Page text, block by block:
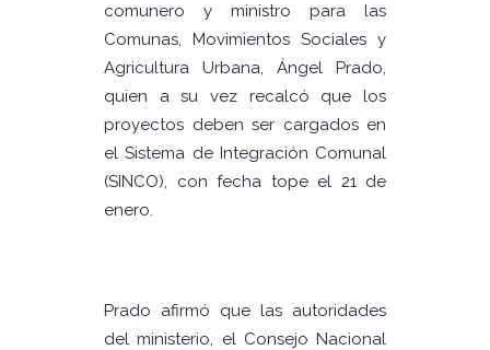
comunero y ministro para las
Comunas, Movimientos Sociales y
Agricultura Urbana, Ángel Prado,
quien a su vez recalcó que los
proyectos deben ser cargados en
el Sistema de Integración Comunal
(SINCO), con fecha tope el 21 de
enero.
Prado afirmó que las autoridades
del ministerio, el Consejo Nacional